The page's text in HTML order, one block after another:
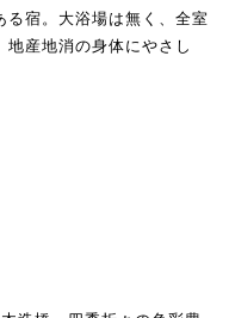
宿。大浴場は無く、全室
産地消の身体にやさし